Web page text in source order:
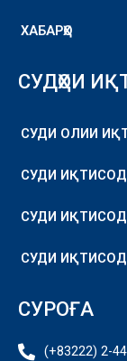
ХАБАРҲО
СУДҲОИ
СУДИ ОЛИИ
СУДИ
СУДИ
СУДИ
СУРОҒА
(+83222) 2-